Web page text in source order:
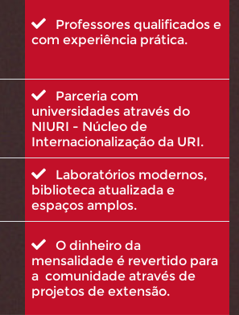
Professores qualificados e
com experiência prática.
Parceria com
universidades através do
NIURI - Núcleo de
Internacionalização da URI.
Laboratórios modernos,
biblioteca atualizada e
espaços amplos.
O dinheiro da
mensalidade é revertido para
a comunidade através de
projetos de extensão.